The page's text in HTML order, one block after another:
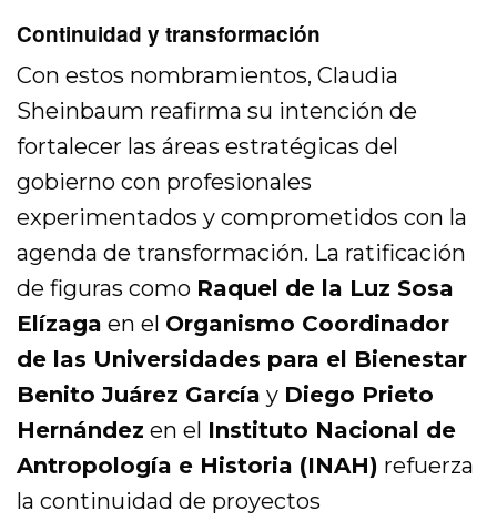
Continuidad y transformación
Con estos nombramientos, Claudia
Sheinbaum reafirma su intención de
fortalecer las áreas estratégicas del
gobierno con profesionales
experimentados y comprometidos con la
agenda de transformación. La ratificación
de figuras como Raquel de la Luz Sosa
Elízaga en el Organismo Coordinador
de las Universidades para el Bienestar
Benito Juárez García y Diego Prieto
Hernández en el Instituto Nacional de
Antropología e Historia (INAH) refuerza
la continuidad de proyectos